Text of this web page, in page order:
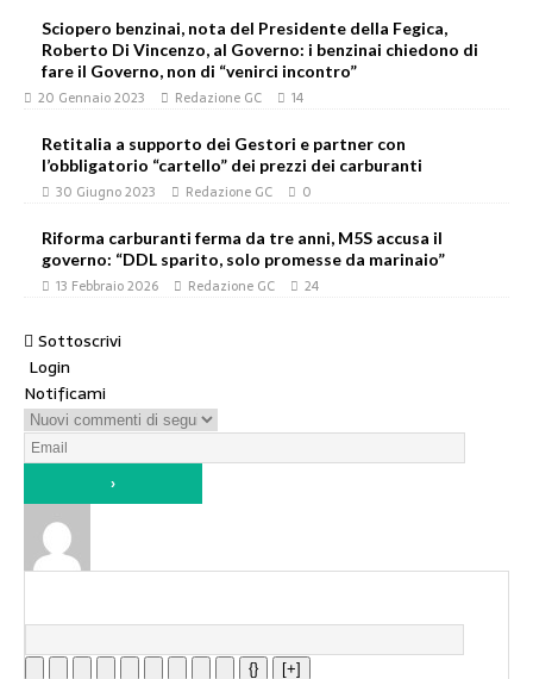
Sciopero benzinai, nota del Presidente della Fegica,
Roberto Di Vincenzo, al Governo: i benzinai chiedono di
fare il Governo, non di “venirci incontro”
20 Gennaio 2023 Redazione GC 14
Retitalia a supporto dei Gestori e partner con
l’obbligatorio “cartello” dei prezzi dei carburanti
30 Giugno 2023 Redazione GC 0
Riforma carburanti ferma da tre anni, M5S accusa il
governo: “DDL sparito, solo promesse da marinaio”
13 Febbraio 2026 Redazione GC 24
Sottoscrivi
Login
Notificami
{} [+]